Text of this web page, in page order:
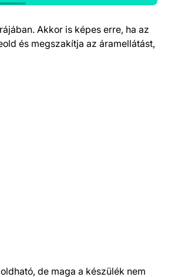
Akkor is képes erre, ha az
és megszakítja az áramellátást,
de maga a készülék nem